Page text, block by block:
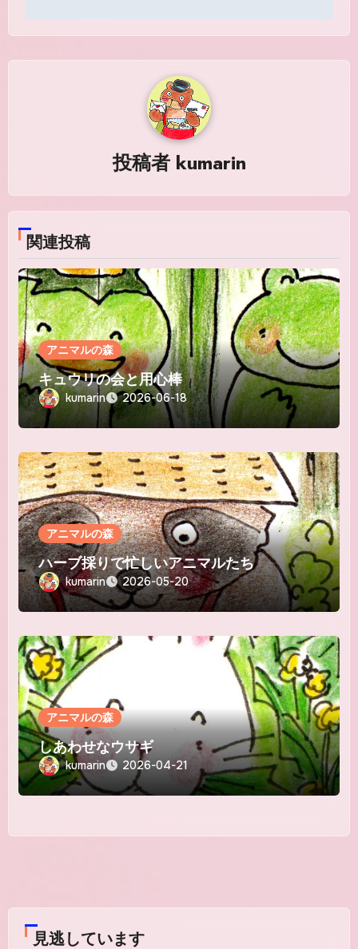
ビ
ン
投稿者 kumarin
関連投稿
アニマルの森
キュウリの会と用心棒
kumarin 2026-06-18
アニマルの森
ハーブ採りで忙しいアニマルたち
kumarin 2026-05-20
アニマルの森
しあわせなウサギ
kumarin 2026-04-21
見逃しています